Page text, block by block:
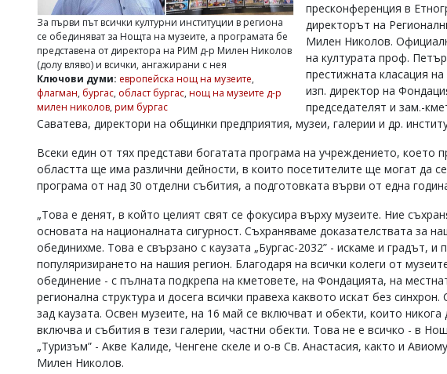
Касабова,
k.kassabova@flagman.bg
Главен
редактор:
office@flagman.bg
Коментарите
статиите
въвеждат
читателите
редакцията
отговорност
откриете
За първи път всички културни институции в региона
се обединяват за Нощта на музеите, а програмата бе
представена от директора на РИМ д-р Милен Николов
(долу вляво) и всички, ангажирани с нея
Ключови думи: европейска нощ на музеите,
флагман, бургас, област бургас, нощ на музеите д-р
милен николов, рим бургас
пресконференция в
директорът на
Милен Николов.
на културата проф.
престижната класация
изп. директор на
председателят и зам.-
Саватева, директори на общинки предприятия, музеи, галерии и др.
Всеки един от тях представи богатата програма на учреждението, което
областта ще има различни дейности, в които посетителите ще могат да
програма от над 30 отделни събития, а подготовката върви от една
„Това е денят, в който целият свят се фокусира върху музеите. Ние
основата на националната сигурност. Съхраняваме доказателствата за
обединихме. Това е свързано с каузата „Бургас-2032” - искаме и градът,
популяризирането на нашия регион. Благодаря на всички колеги от
обединение - с пълната подкрепа на кметовете, на Фондацията, на
регионална структура и досега всички правеха каквото искат без
зад каузата. Освен музеите, на 16 май се включват и обекти, които
включва и събития в тези галерии, частни обекти. Това не е всичко - в
„Туризъм” - Акве Калиде, Ченгене скеле и о-в Св. Анастасия, както и
Милен Николов.